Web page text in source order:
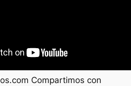
Compartimos con